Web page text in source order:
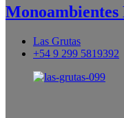
Monoambientes
Las Grutas
+54 9 299 5819392